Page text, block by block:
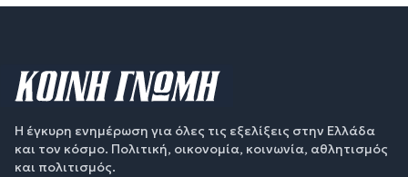
Η έγκυρη ενημέρωση για όλες τις εξελίξεις στην Ελλάδα
και τον κόσμο. Πολιτική, οικονομία, κοινωνία, αθλητισμός
και πολιτισμός.